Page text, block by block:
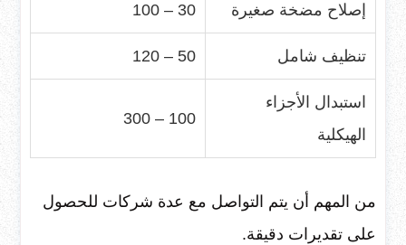
إصلاح مضخة صغيرة 30 – 100
تنظيف شامل 50 – 120
استبدال الأجزاء
الهيكلية
100 – 300
من المهم أن يتم التواصل مع عدة شركات للحصول
على تقديرات دقيقة.